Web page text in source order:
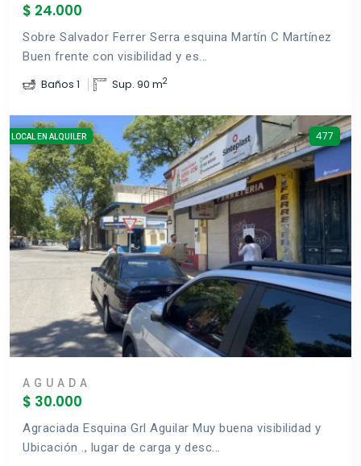
$ 24.000
Sobre Salvador Ferrer Serra esquina Martín C Martínez
Buen frente con visibilidad y es...
Baños 1 Sup. 90 m2
LOCAL EN ALQUILER 477
AGUADA
$ 30.000
Agraciada Esquina Grl Aguilar Muy buena visibilidad y
Ubicación ., lugar de carga y desc...